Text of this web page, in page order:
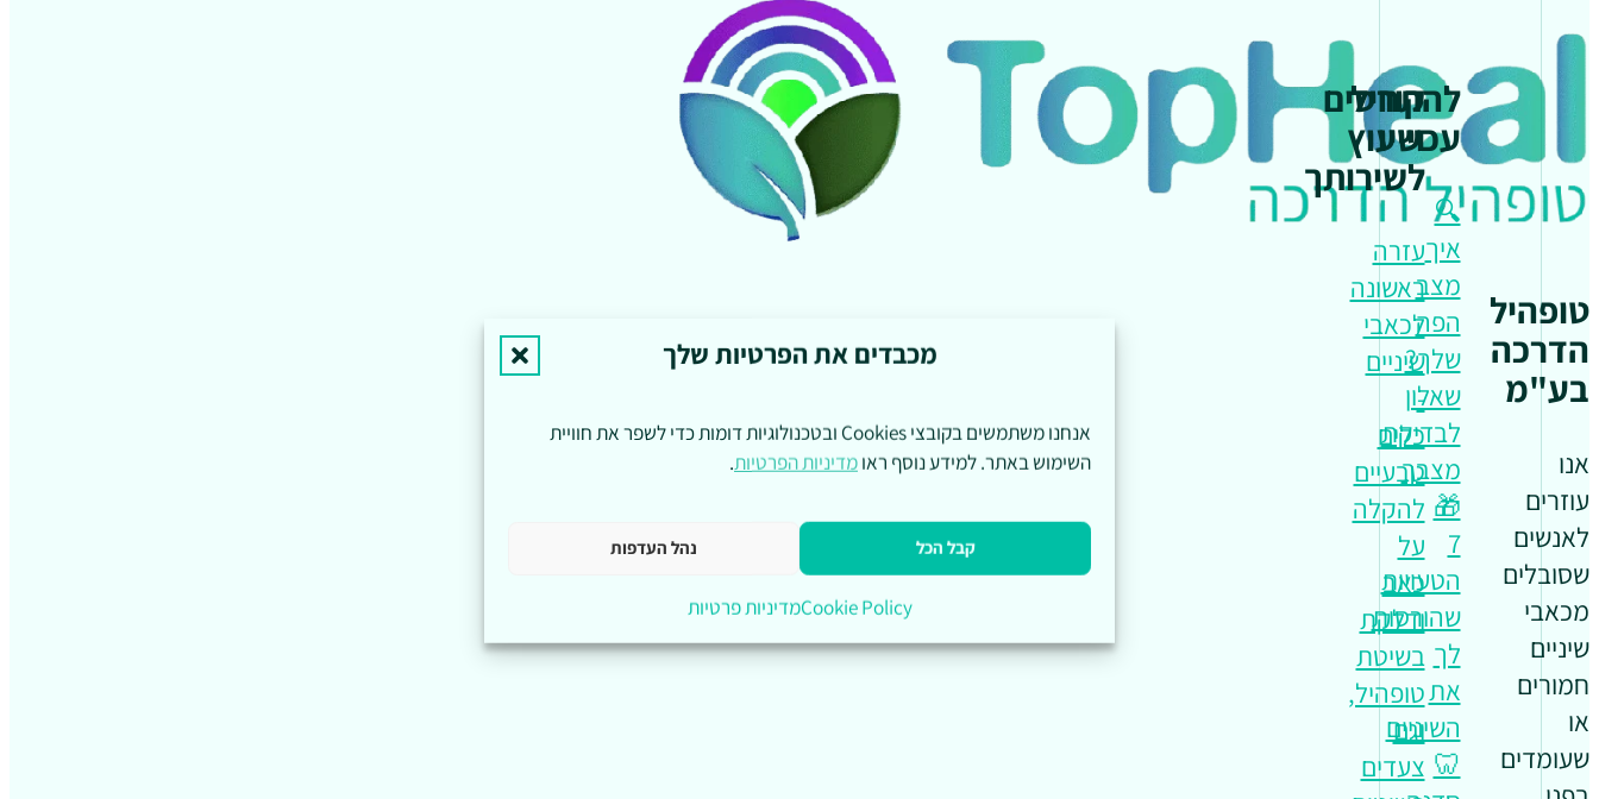
מכבדים את הפרטיות שלך
אנחנו משתמשים בקובצי Cookies ובטכנולוגיות דומות כדי לשפר את חוויית
השימוש באתר. למידע נוסף ראומדיניות הפרטיות.
קבל הכל נהל העדפות
Cookie Policyמדיניות פרטיות
טופהיל
הדרכה
בע"מ
אנו
עוזרים
לאנשים
שסובלים
מכאבי
שיניים
חמורים
או
שעומדים
להתחיל
עכשיו
🔍
איך
מצב
הפה
שלך?
שאלון
לבדיקת
מצבך
🎁
7
הטעויות
שהורסות
לך
את
השיניים
🦷
קורסים
וייעוץ
לשירותך
עזרה
ראשונה
לכאבי
שיניים
-
כלים
טבעיים
להקלה
על
כאב
ודלקת
בשיטת
טופהיל,
וגם
צעדים